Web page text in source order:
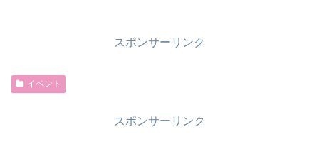
スポンサーリンク
イベント
スポンサーリンク